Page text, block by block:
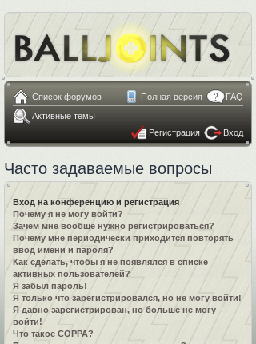
Список форумов FAQ
Полная версия
Активные темы
Регистрация
Вход
Часто задаваемые вопросы
Вход на конференцию и регистрация
Почему я не могу войти?
Зачем мне вообще нужно регистрироваться?
Почему мне периодически приходится повторять
ввод имени и пароля?
Как сделать, чтобы я не появлялся в списке
активных пользователей?
Я забыл пароль!
Я только что зарегистрировался, но не могу войти!
Я давно зарегистрирован, но больше не могу
войти!
Что такое COPPA?